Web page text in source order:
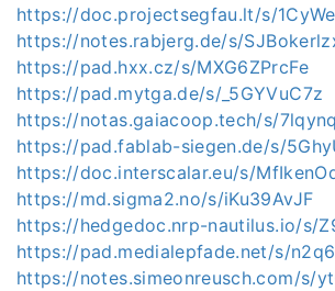
https://doc.projectsegfau.lt/s/
https://notes.rabjerg.de/s/
https://pad.hxx.cz/s/MXG6ZPrcFe
https://pad.mytga.de/s/_5GYVuC7z
https://notas.gaiacoop.tech/s/
https://pad.fablab-siegen.de/s/
https://doc.interscalar.eu/s/
https://md.sigma2.no/s/iKu39AvJF
https://hedgedoc.nrp-nautilus.io/s/
https://pad.medialepfade.net/s/
https://notes.simeonreusch.com/s/